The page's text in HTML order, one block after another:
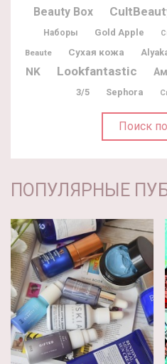
Beauty Box
Наборы Gold Apple
Beaute
Сухая кожа
NK
Lookfantastic
3/5 Sephora
Поиск
ПОПУЛЯРНЫЕ